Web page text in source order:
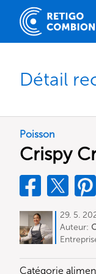
Détail
Poisson
Crispy
29. 5.
Auteur:
Catégorie